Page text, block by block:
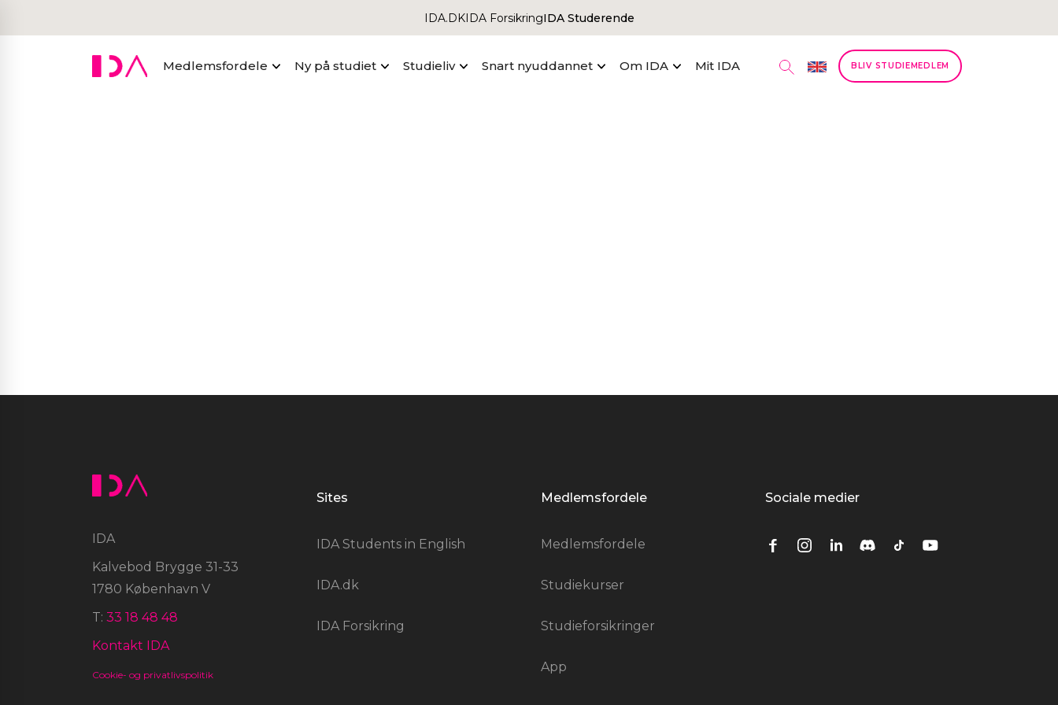
IDA.DKIDA ForsikringIDA Studerende
BLIV STUDIEMEDLEM
Medlemsfordele Ny på studiet Studieliv Snart nyuddannet Om IDA Mit IDA
IDA
Kalvebod Brygge 31-33
1780 København V
T: 33 18 48 48
Kontakt IDA
Cookie- og privatlivspolitik
Sites
IDA Students in English
IDA.dk
IDA Forsikring
Medlemsfordele
Medlemsfordele
Studiekurser
Studieforsikringer
App
Sociale medier